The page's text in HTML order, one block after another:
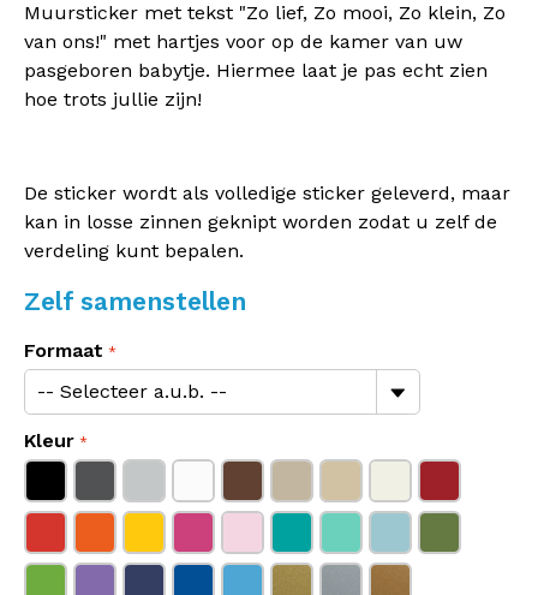
Muursticker met tekst "Zo lief, Zo mooi, Zo klein, Zo
van ons!" met hartjes voor op de kamer van uw
pasgeboren babytje. Hiermee laat je pas echt zien
hoe trots jullie zijn!
De sticker wordt als volledige sticker geleverd, maar
kan in losse zinnen geknipt worden zodat u zelf de
verdeling kunt bepalen.
Zelf samenstellen
Formaat
Kleur